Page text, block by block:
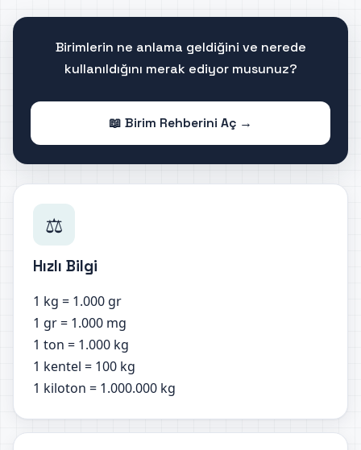
Birimlerin ne anlama geldiğini ve nerede
kullanıldığını merak ediyor musunuz?
📖 Birim Rehberini Aç →
⚖️
Hızlı Bilgi
1 kg = 1.000 gr
1 gr = 1.000 mg
1 ton = 1.000 kg
1 kentel = 100 kg
1 kiloton = 1.000.000 kg